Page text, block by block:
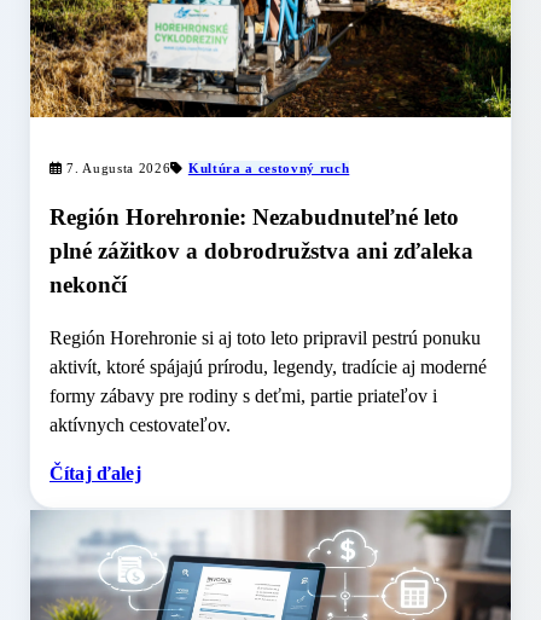
7. Augusta 2026 Kultúra a cestovný ruch
Región Horehronie: Nezabudnuteľné leto
plné zážitkov a dobrodružstva ani zďaleka
nekončí
Región Horehronie si aj toto leto pripravil pestrú ponuku
aktivít, ktoré spájajú prírodu, legendy, tradície aj moderné
formy zábavy pre rodiny s deťmi, partie priateľov i
aktívnych cestovateľov.
Čítaj ďalej